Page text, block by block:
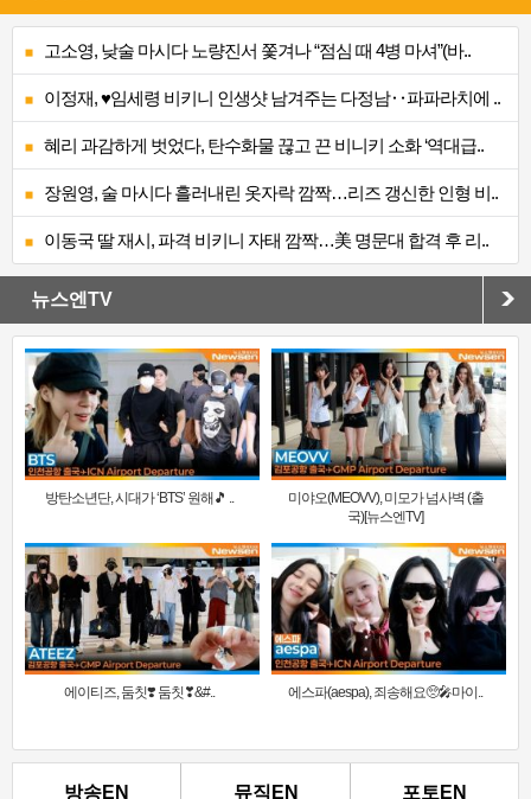
고소영, 낮술 마시다 노량진서 쫓겨나 “점심 때 4병 마셔”(바..
이정재, ♥임세령 비키니 인생샷 남겨주는 다정남‥파파라치에 ..
혜리 과감하게 벗었다, 탄수화물 끊고 끈 비니키 소화 ‘역대급..
장원영, 술 마시다 흘러내린 옷자락 깜짝…리즈 갱신한 인형 비..
이동국 딸 재시, 파격 비키니 자태 깜짝…美 명문대 합격 후 리..
뉴스엔TV
방탄소년단, 시대가 ‘BTS’ 원해🎵 ..
미야오(MEOVV), 미모가 넘사벽 (출
국)[뉴스엔TV]
에이티즈, 둠칫❣️ 둠칫❣&#.. 에스파(aespa), 죄송해요🥺🎤마이..
방송EN 뮤직EN 포토EN